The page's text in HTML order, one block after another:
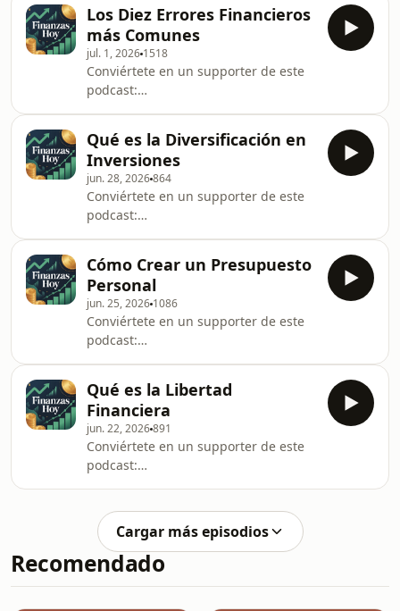
Los Diez Errores Financieros
más Comunes
jul. 1, 2026 1518
Conviértete en un supporter de este
podcast:
Qué es la Diversificación en
Inversiones
jun. 28, 2026864
Conviértete en un supporter de este
podcast:
Cómo Crear un Presupuesto
Personal
jun. 25, 2026 1086
Conviértete en un supporter de este
podcast:
Qué es la Libertad
Financiera
jun. 22, 2026891
Conviértete en un supporter de este
podcast:
Cargar más episodios
Recomendado